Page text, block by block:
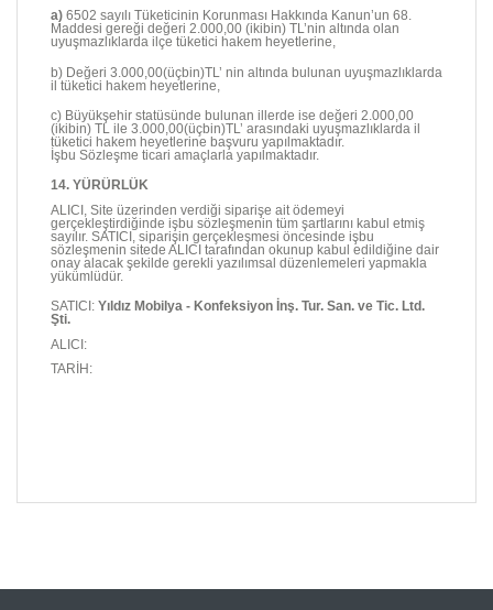
a) 6502 sayılı Tüketicinin Korunması Hakkında Kanun’un 68.
Maddesi gereği değeri 2.000,00 (ikibin) TL’nin altında olan
uyuşmazlıklarda ilçe tüketici hakem heyetlerine,
b) Değeri 3.000,00(üçbin)TL’ nin altında bulunan uyuşmazlıklarda
il tüketici hakem heyetlerine,
c) Büyükşehir statüsünde bulunan illerde ise değeri 2.000,00
(ikibin) TL ile 3.000,00(üçbin)TL’ arasındaki uyuşmazlıklarda il
tüketici hakem heyetlerine başvuru yapılmaktadır.
İşbu Sözleşme ticari amaçlarla yapılmaktadır.
14. YÜRÜRLÜK
ALICI, Site üzerinden verdiği siparişe ait ödemeyi
gerçekleştirdiğinde işbu sözleşmenin tüm şartlarını kabul etmiş
sayılır. SATICI, siparişin gerçekleşmesi öncesinde işbu
sözleşmenin sitede ALICI tarafından okunup kabul edildiğine dair
onay alacak şekilde gerekli yazılımsal düzenlemeleri yapmakla
yükümlüdür.
SATICI: Yıldız Mobilya - Konfeksiyon İnş. Tur. San. ve Tic. Ltd.
Şti.
ALICI:
TARİH: